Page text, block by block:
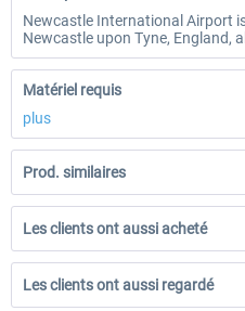
Newcastle International Airport
Newcastle upon Tyne, England,
Matériel requis
plus
Prod. similaires
Les clients ont aussi acheté
Les clients ont aussi regardé